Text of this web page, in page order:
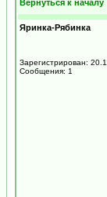
Вернуться к началу
Яринка-Рябинка
Зарегистрирован:
Сообщения: 1